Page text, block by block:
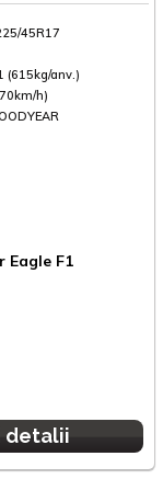
45R17
(615kg/anv.)
h)
Eagle F1
detalii